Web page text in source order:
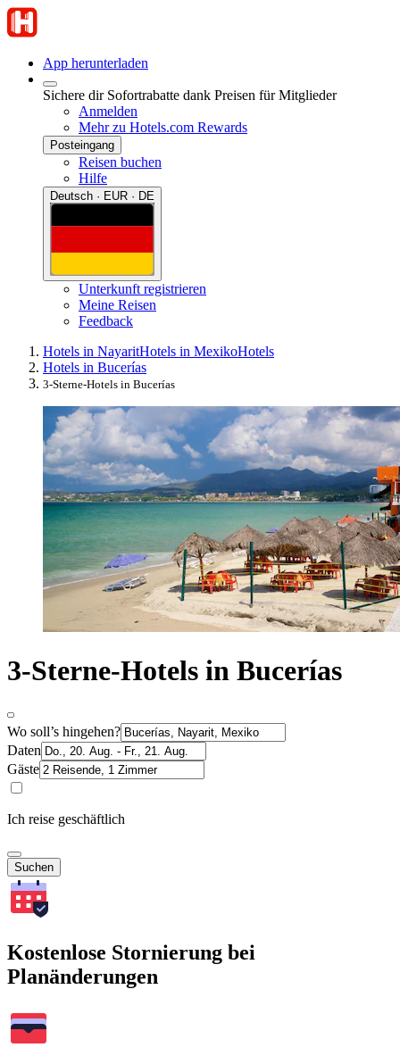
App herunterladen
Sichere dir Sofortrabatte dank Preisen für Mitglieder
Anmelden
Mehr zu Hotels.com Rewards
Posteingang
Reisen buchen
Hilfe
Deutsch · EUR · DE
Unterkunft registrieren
Meine Reisen
Feedback
Hotels in NayaritHotels in MexikoHotels
Hotels in Bucerías
3-Sterne-Hotels in Bucerías
3-Sterne-Hotels in Bucerías
Wo soll’s hingehen?
Daten
Gäste
Ich reise geschäftlich
Suchen
Kostenlose Stornierung bei
Planänderungen